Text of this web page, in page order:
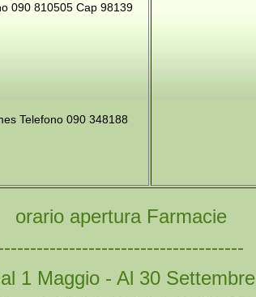
090 810505 Cap 98139
Telefono 090 348188
orario apertura Farmacie
1 Maggio - Al 30 Settembre